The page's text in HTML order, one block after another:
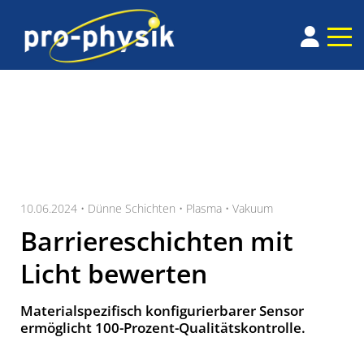
10.06.2024 • Dünne Schichten • Plasma • Vakuum
Barriereschichten mit
Licht bewerten
Materialspezifisch konfigurierbarer Sensor
ermöglicht 100-Prozent-Qualitätskontrolle.